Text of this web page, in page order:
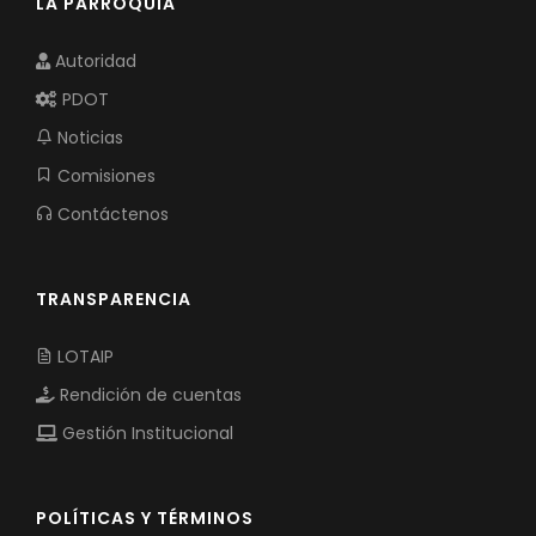
Autoridad
PDOT
Noticias
Comisiones
Contáctenos
TRANSPARENCIA
LOTAIP
Rendición de cuentas
Gestión Institucional
POLÍTICAS Y TÉRMINOS